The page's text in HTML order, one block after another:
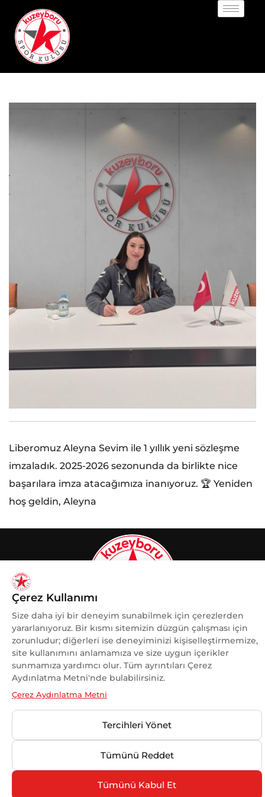
Liberomuz Aleyna Sevim ile 1 yıllık yeni sözleşme
imzaladık. 2025-2026 sezonunda da birlikte nice
başarılara imza atacağımıza inanıyoruz. 🏆 Yeniden
hoş geldin, Aleyna
KADINA VE KADIN SPORUNA
DESTEK
OLMAKTAN GURUR DUYUYORUZ.
© 2025 Kuzeyboru Tüm Hakları Saklıdır |DESIGN BY
MaviPiksel
Çerez Kullanımı
Size daha iyi bir deneyim sunabilmek için çerezlerden
yararlanıyoruz. Bir kısmı sitemizin düzgün çalışması için
zorunludur; diğerleri ise deneyiminizi kişiselleştirmemize,
site kullanımını anlamamıza ve size uygun içerikler
sunmamıza yardımcı olur. Tüm ayrıntıları Çerez
Aydınlatma Metni'nde bulabilirsiniz.
Çerez Aydınlatma Metni
Tercihleri Yönet
Tümünü Reddet
Tümünü Kabul Et